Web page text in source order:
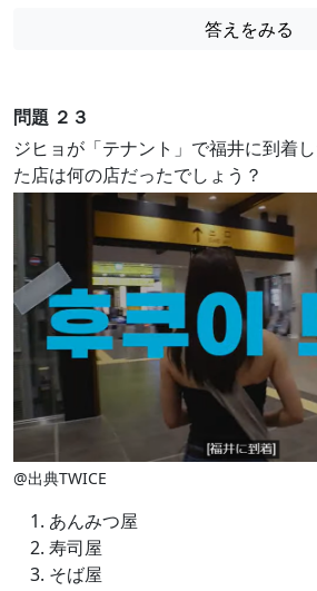
答えをみる
問題 ２３
ジヒョが「テナント」で福井に到着
た店は何の店だったでしょう？
@出典TWICE
あんみつ屋
寿司屋
そば屋